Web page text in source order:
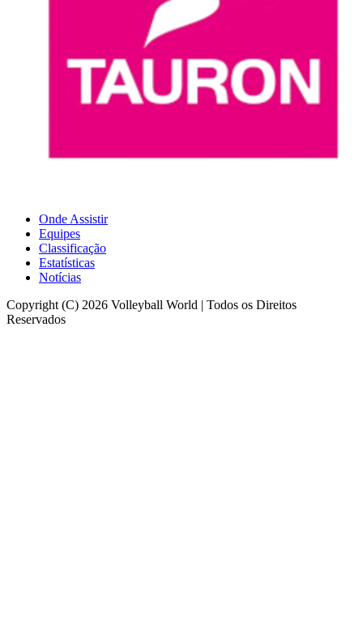
Onde Assistir
Equipes
Classificação
Estatísticas
Notícias
Copyright (C) 2026 Volleyball World | Todos os Direitos
Reservados